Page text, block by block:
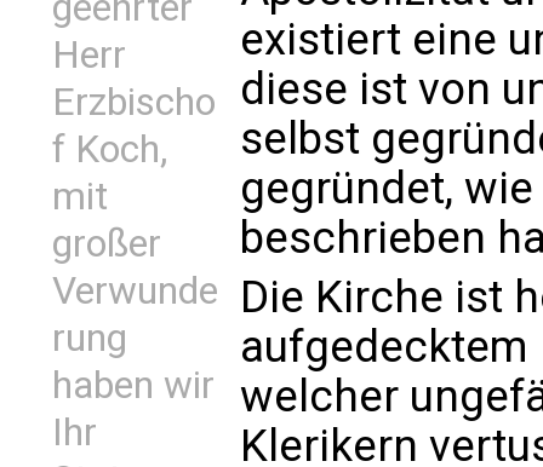
Herr
Erzbischo
f Koch,
mit
großer
Verwunde
rung
haben wir
Ihr
existiert eine
diese ist von
selbst
gegründet,
beschrieben
Die Kirche ist
aufgedecktem
welcher
Klerikern